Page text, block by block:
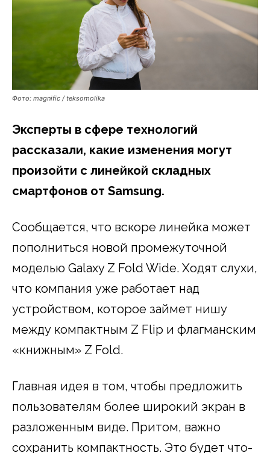
Фото: magnific / teksomolika
Эксперты в сфере технологий
рассказали, какие изменения могут
произойти с линейкой складных
смартфонов от Samsung.
Сообщается, что вскоре линейка может
пополниться новой промежуточной
моделью Galaxy Z Fold Wide. Ходят слухи,
что компания уже работает над
устройством, которое займет нишу
между компактным Z Flip и флагманским
«книжным» Z Fold.
Главная идея в том, чтобы предложить
пользователям более широкий экран в
разложенным виде. Притом, важно
сохранить компактность. Это будет что-